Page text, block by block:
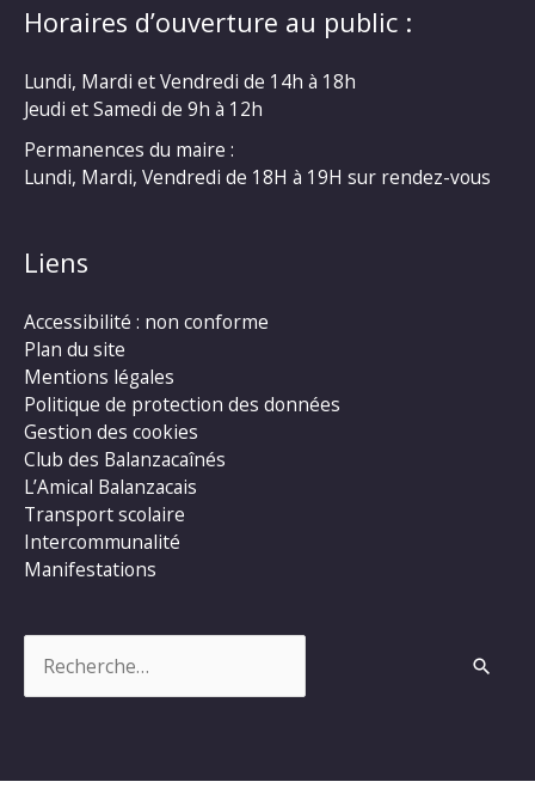
Horaires d’ouverture au public :
Lundi, Mardi et Vendredi de 14h à 18h
Jeudi et Samedi de 9h à 12h
Permanences du maire :
Lundi, Mardi, Vendredi de 18H à 19H sur rendez-vous
Liens
Accessibilité : non conforme
Plan du site
Mentions légales
Politique de protection des données
Gestion des cookies
Club des Balanzacaînés
L’Amical Balanzacais
Transport scolaire
Intercommunalité
Manifestations